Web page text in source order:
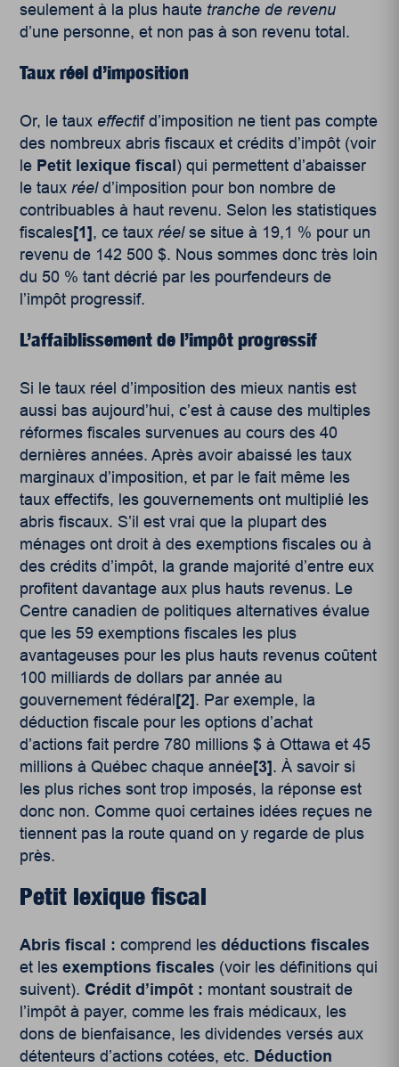
seulement à la plus haute tranche de revenu
d’une personne, et non pas à son revenu total.
Taux réel d’imposition
Or, le taux effectif d’imposition ne tient pas compte
des nombreux abris fiscaux et crédits d’impôt (voir
le Petit lexique fiscal ) qui permettent d’abaisser
le tauxréeld’imposition pour bon nombre de
contribuables à haut revenu. Selon les statistiques
fiscales[1] , ce tauxréelse situe à 19,1 % pour un
revenu de 142 500 $. Nous sommes donc très loin
du 50 % tant décrié par les pourfendeurs de
l’impôt progressif.
L’affaiblissement de l’impôt progressif
Si le taux réel d’imposition des mieux nantis est
aussi bas aujourd’hui, c’est à cause des multiples
réformes fiscales survenues au cours des 40
dernières années. Après avoir abaissé les taux
marginaux d’imposition, et par le fait même les
taux effectifs, les gouvernements ont multiplié les
abris fiscaux. S’il est vrai que la plupart des
ménages ont droit à des exemptions fiscales ou à
des crédits d’impôt, la grande majorité d’entre eux
profitent davantage aux plus hauts revenus. Le
Centre canadien de politiques alternatives évalue
que les 59 exemptions fiscales les plus
avantageuses pour les plus hauts revenus coûtent
100 milliards de dollars par année au
gouvernement fédéral [2] . Par exemple, la
déduction fiscale pour les options d’achat
d’actions fait perdre 780 millions $ à Ottawa et 45
millions à Québec chaque année[3] . À savoir si
les plus riches sont trop imposés, la réponse est
donc non. Comme quoi certaines idées reçues ne
tiennent pas la route quand on y regarde de plus
près.
Petit lexique fiscal
Abris fiscal :comprend lesdéductions fiscales
et lesexemptions fiscales (voir les définitions qui
suivent). Crédit d’impôt : montant soustrait de
l’impôt à payer, comme les frais médicaux, les
dons de bienfaisance, les dividendes versés aux
détenteurs d’actions cotées, etc. Déduction